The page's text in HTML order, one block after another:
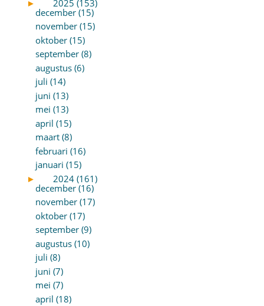
►
2025 (153)
december (15)
november (15)
oktober (15)
september (8)
augustus (6)
juli (14)
juni (13)
mei (13)
april (15)
maart (8)
februari (16)
januari (15)
►
2024 (161)
december (16)
november (17)
oktober (17)
september (9)
augustus (10)
juli (8)
juni (7)
mei (7)
april (18)